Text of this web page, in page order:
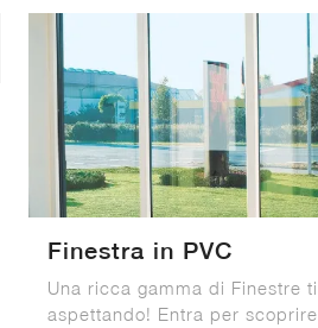
Finestra in PVC
Una ricca gamma di Finestre
aspettando! Entra per